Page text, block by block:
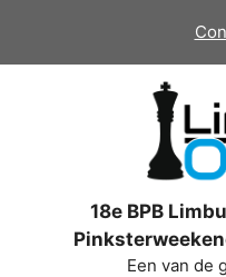
de
18e BPB
Een van de